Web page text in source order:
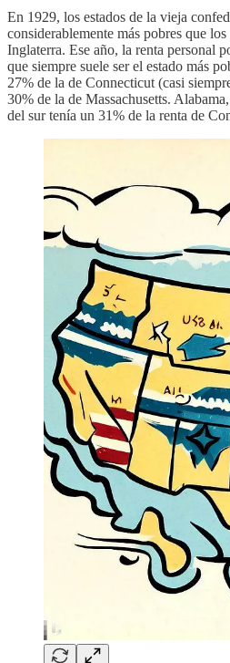
En 1929, los estados de la vieja
considerablemente más pobres que
Inglaterra. Ese año, la renta personal
que siempre suele ser el estado más
27% de la de Connecticut (casi
30% de la de Massachusetts.
del sur tenía un 31% de la renta de